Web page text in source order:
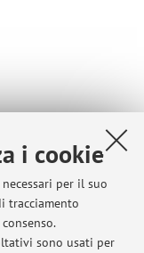
i cookie
per il suo
tracciamento
sono usati per
Alimentari